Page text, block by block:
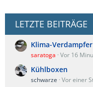
LETZTE BEITRÄGE
Klima-Verdampfer
saratoga Vor 16
Kühlboxen
schwarze Vor einer